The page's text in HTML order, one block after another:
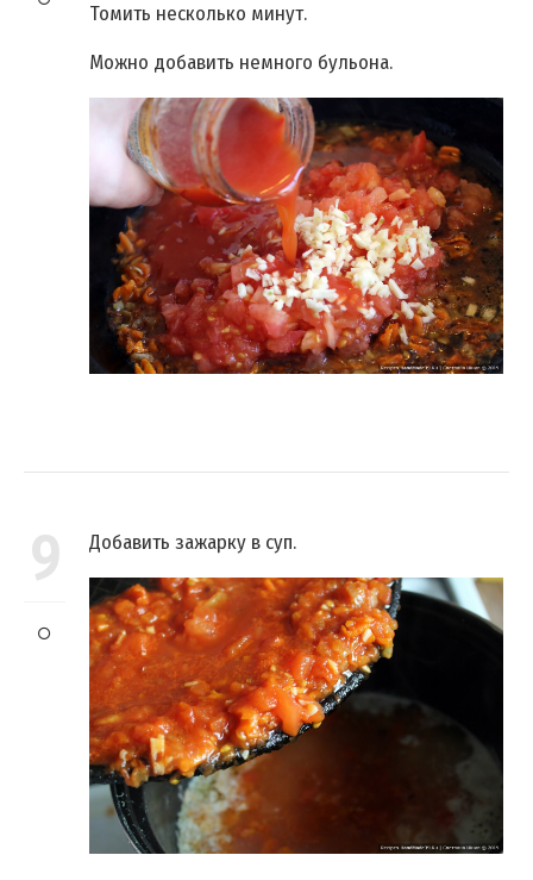
Томить несколько минут.
Можно добавить немного бульона.
9 Добавить зажарку в суп.